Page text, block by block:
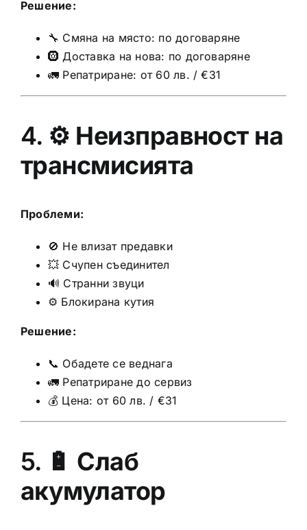
Решение:
🔧 Смяна на място: по договаряне
🛞 Доставка на нова: по договаряне
🚛 Репатриране: от 60 лв. / €31
4. ⚙️ Неизправност на
трансмисията
Проблеми:
🚫 Не влизат предавки
💥 Счупен съединител
🔊 Странни звуци
⚙️ Блокирана кутия
Решение:
📞 Обадете се веднага
🚛 Репатриране до сервиз
💰 Цена: от 60 лв. / €31
5. 🔋 Слаб
акумулатор